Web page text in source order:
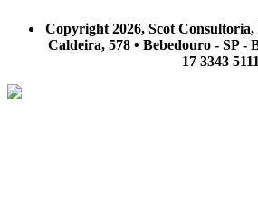
Copyright 2026, Scot
Caldeira, 578 • Bebedouro - SP -
17 3343 5111